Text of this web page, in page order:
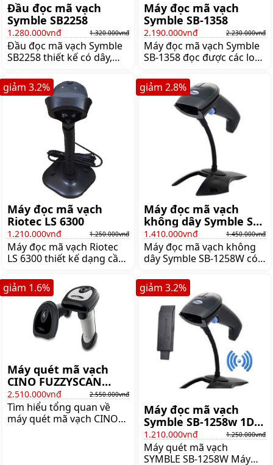
Đầu đọc mã vạch
Symble SB2258
1.280.000vnđ 1.320.000vnđ
Đầu đọc mã vạch Symble
SB2258 thiết kế có dây,
mã vạch 1D và 2D. Symble
SB2258 chịu được rơi
nhiều lần từ độ cao 3m,
rất bền, Giá:1.320.000 đ
Máy đọc mã vạch
Symble SB-1358
2.190.000vnđ 2.230.000vnđ
Máy đọc mã vạch Symble
SB-1358 đọc được các loại
200 dòng/giây, kết nối có
dây cho khả năng vận
hành ổn định,
Giá:2.230.000 đ
Máy đọc mã vạch
Riotec LS 6300
1.210.000vnđ 1.250.000vnđ
Máy đọc mã vạch Riotec
LS 6300 thiết kế dạng cầm
nghệ quét CCD, tốc độ
quét mã vạch 1D đạt 300
scans/giây, Giá:1.250.000
giảm 3.2%
Máy đọc mã vạch
không dây Symble SB-
1258W
1.410.000vnđ 1.450.000vnđ
Máy đọc mã vạch không
dây Symble SB-1258W có
1D và mã vạch GS1
DataBar. Symble SB-
1258W đọc với tốc độ rất
nhanh 200 dòng/giây,
Giá:1.450.000 đ
giảm 2.8%
Máy quét mã vạch
CINO FUZZYSCAN
F780-BSR
2.510.000vnđ 2.550.000vnđ
Tìm hiểu tổng quan về
máy quét mã vạch CINO
giảm 1.6%
Máy đọc mã vạch
Symble SB-1258w 1D -
Không dây
1.210.000vnđ 1.250.000vnđ
Máy quét mã vạch
SYMBLE SB-1258W Máy
giảm 3.2%